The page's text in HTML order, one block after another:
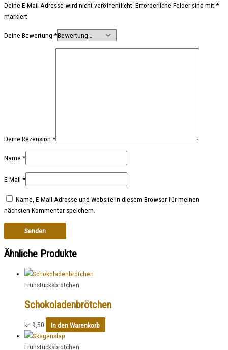
Deine E-Mail-Adresse wird nicht veröffentlicht. Erforderliche Felder sind mit *
markiert
Deine Bewertung *
Deine Rezension *
Name *
E-Mail *
Name, E-Mail-Adresse und Website in diesem Browser für meinen
nächsten Kommentar speichern.
Ähnliche Produkte
Frühstücksbrötchen
Schokoladenbrötchen
kr. 9,50 In den Warenkorb
Frühstücksbrötchen